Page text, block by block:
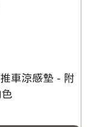
車涼感墊 - 附